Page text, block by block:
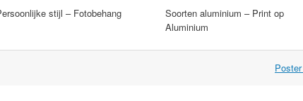
stijl – Fotobehang
Soorten aluminium – Print op
Aluminium
Poster